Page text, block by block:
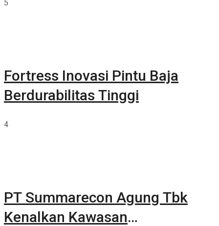
5
Fortress Inovasi Pintu Baja
Berdurabilitas Tinggi
4
PT Summarecon Agung Tbk
Kenalkan Kawasan